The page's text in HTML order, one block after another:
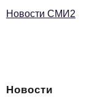
Новости СМИ2
Новости